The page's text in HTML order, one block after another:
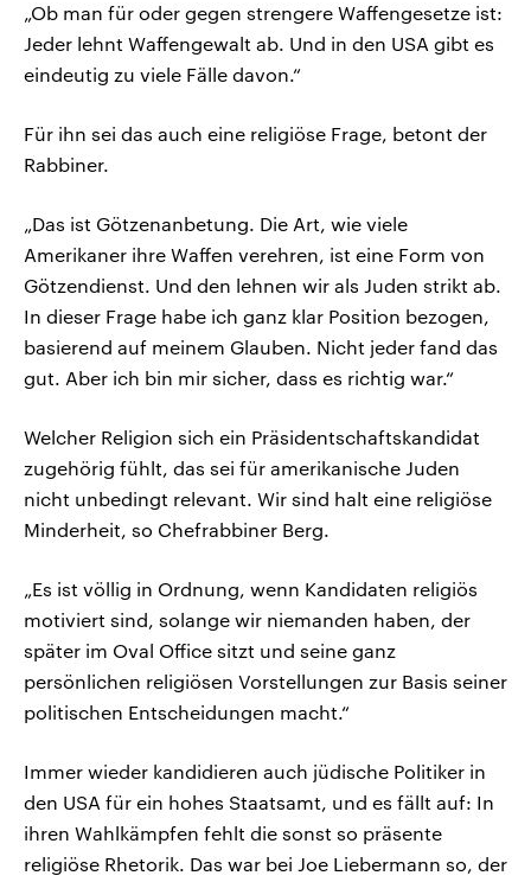
„Ob man für oder gegen strengere Waffengesetze ist:
Jeder lehnt Waffengewalt ab. Und in den USA gibt es
eindeutig zu viele Fälle davon.“
Für ihn sei das auch eine religiöse Frage, betont der
Rabbiner.
„Das ist Götzenanbetung. Die Art, wie viele
Amerikaner ihre Waffen verehren, ist eine Form von
Götzendienst. Und den lehnen wir als Juden strikt ab.
In dieser Frage habe ich ganz klar Position bezogen,
basierend auf meinem Glauben. Nicht jeder fand das
gut. Aber ich bin mir sicher, dass es richtig war.“
Welcher Religion sich ein Präsidentschaftskandidat
zugehörig fühlt, das sei für amerikanische Juden
nicht unbedingt relevant. Wir sind halt eine religiöse
Minderheit, so Chefrabbiner Berg.
„Es ist völlig in Ordnung, wenn Kandidaten religiös
motiviert sind, solange wir niemanden haben, der
später im Oval Office sitzt und seine ganz
persönlichen religiösen Vorstellungen zur Basis seiner
politischen Entscheidungen macht.“
Immer wieder kandidieren auch jüdische Politiker in
den USA für ein hohes Staatsamt, und es fällt auf: In
ihren Wahlkämpfen fehlt die sonst so präsente
religiöse Rhetorik. Das war bei Joe Liebermann so, der